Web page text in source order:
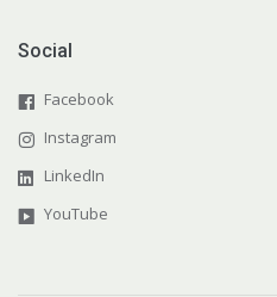
Social
Facebook
Instagram
LinkedIn
YouTube